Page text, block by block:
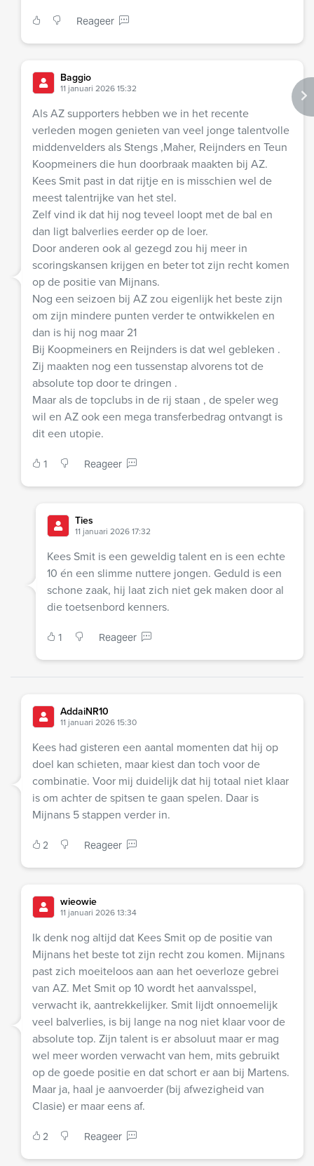
Reageer
Baggio
11 januari 2026 15:32
Als AZ supporters hebben we in het recente
verleden mogen genieten van veel jonge talentvolle
middenvelders als Stengs ,Maher, Reijnders en Teun
Koopmeiners die hun doorbraak maakten bij AZ.
Kees Smit past in dat rijtje en is misschien wel de
meest talentrijke van het stel.
Zelf vind ik dat hij nog teveel loopt met de bal en
dan ligt balverlies eerder op de loer.
Door anderen ook al gezegd zou hij meer in
scoringskansen krijgen en beter tot zijn recht komen
op de positie van Mijnans.
Nog een seizoen bij AZ zou eigenlijk het beste zijn
om zijn mindere punten verder te ontwikkelen en
dan is hij nog maar 21
Bij Koopmeiners en Reijnders is dat wel gebleken .
Zij maakten nog een tussenstap alvorens tot de
absolute top door te dringen .
Maar als de topclubs in de rij staan , de speler weg
wil en AZ ook een mega transferbedrag ontvangt is
dit een utopie.
1 Reageer
Ties
11 januari 2026 17:32
Kees Smit is een geweldig talent en is een echte
10 én een slimme nuttere jongen. Geduld is een
schone zaak, hij laat zich niet gek maken door al
die toetsenbord kenners.
1 Reageer
AddaiNR10
11 januari 2026 15:30
Kees had gisteren een aantal momenten dat hij op
doel kan schieten, maar kiest dan toch voor de
combinatie. Voor mij duidelijk dat hij totaal niet klaar
is om achter de spitsen te gaan spelen. Daar is
Mijnans 5 stappen verder in.
2 Reageer
wieowie
11 januari 2026 13:34
Ik denk nog altijd dat Kees Smit op de positie van
Mijnans het beste tot zijn recht zou komen. Mijnans
past zich moeiteloos aan aan het oeverloze gebrei
van AZ. Met Smit op 10 wordt het aanvalsspel,
verwacht ik, aantrekkelijker. Smit lijdt onnoemelijk
veel balverlies, is bij lange na nog niet klaar voor de
absolute top. Zijn talent is er absoluut maar er mag
wel meer worden verwacht van hem, mits gebruikt
op de goede positie en dat schort er aan bij Martens.
Maar ja, haal je aanvoerder (bij afwezigheid van
Clasie) er maar eens af.
2 Reageer